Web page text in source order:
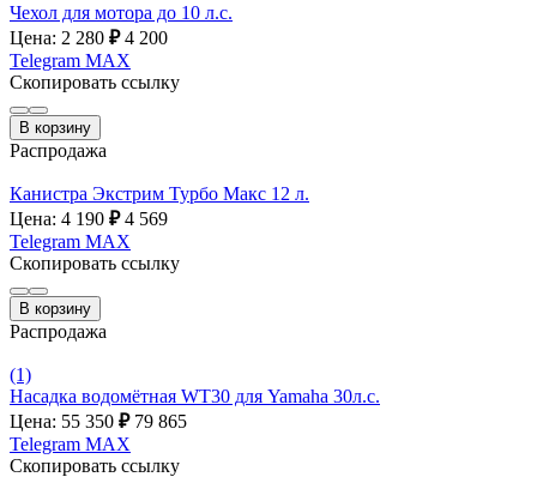
Чехол для мотора до 10 л.с.
Цена: 2 280 ₽ 4 200
Telegram MAX
Скопировать ссылку
В корзину
Распродажа
Канистра Экстрим Турбо Макс 12 л.
Цена: 4 190 ₽ 4 569
Telegram MAX
Скопировать ссылку
В корзину
Распродажа
(1)
Насадка водомётная WT30 для Yamaha 30л.с.
Цена: 55 350 ₽ 79 865
Telegram MAX
Скопировать ссылку